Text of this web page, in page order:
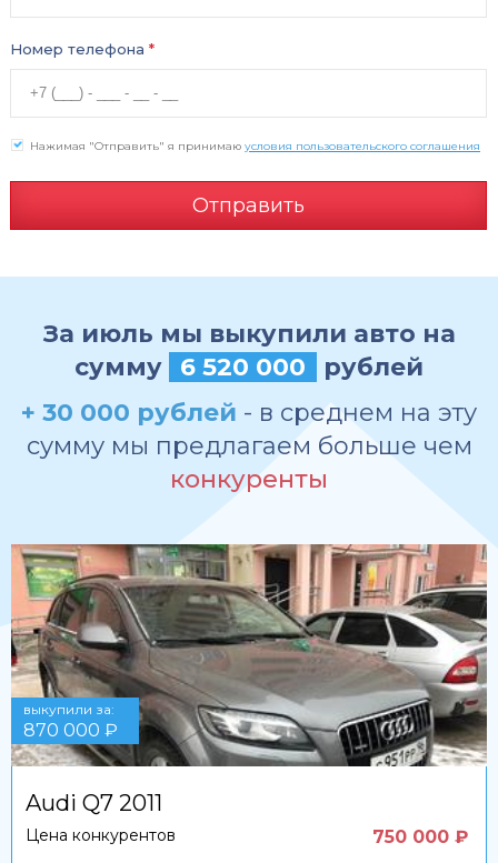
Номер телефона *
Отправить
Нажимая "Отправить" я принимаю условия пользовательского соглашения
За июль мы выкупили авто на
сумму
6 520 000
рублей
+ 30 000 рублей - в среднем на эту
сумму мы предлагаем больше чем
конкуренты
выкупили за:
870 000 ₽
Audi Q7 2011
Цена конкурентов 750 000 ₽